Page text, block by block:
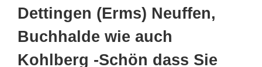
Dettingen (Erms) Neuffen,
Buchhalde wie auch
Kohlberg -Schön dass Sie